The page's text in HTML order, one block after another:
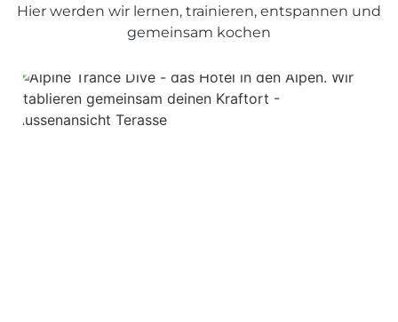
Hier werden wir lernen, trainieren, entspannen und
gemeinsam kochen